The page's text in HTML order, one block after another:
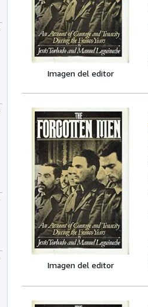
Imagen del editor
Imagen del editor